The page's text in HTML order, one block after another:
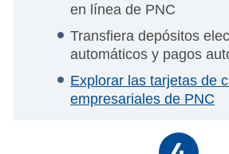
en línea de PNC
Transfiera depósitos
automáticos y pagos
Explorar las tarjetas de
empresariales de PNC